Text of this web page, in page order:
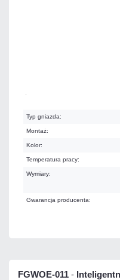
Typ gniazda:
Montaż:
Kolor:
Temperatura pracy:
Wymiary:
Gwarancja producenta:
FGWOE-011 -